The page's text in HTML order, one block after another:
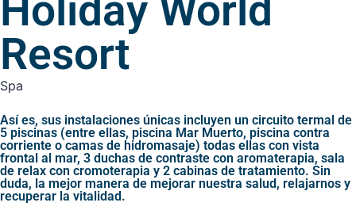
Deutsch
Italiano
Holiday World
Resort
Spa
Así es, sus instalaciones únicas incluyen un circuito termal de
5 piscinas (entre ellas, piscina Mar Muerto, piscina contra
corriente o camas de hidromasaje) todas ellas con vista
frontal al mar, 3 duchas de contraste con aromaterapia, sala
de relax con cromoterapia y 2 cabinas de tratamiento. Sin
duda, la mejor manera de mejorar nuestra salud, relajarnos y
recuperar la vitalidad.